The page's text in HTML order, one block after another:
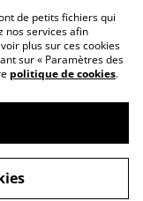
Terms
Policy
by
de petits fichiers qui
nos services afin
plus sur ces cookies
sur « Paramètres des
politique de cookies.